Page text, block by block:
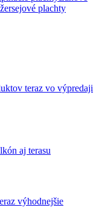
plachty
teraz vo výpredaji
aj terasu
výhodnejšie